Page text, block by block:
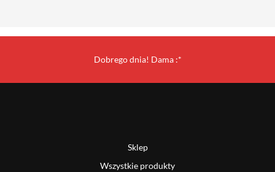
Dobrego dnia! Dama :*
Sklep
Wszystkie produkty